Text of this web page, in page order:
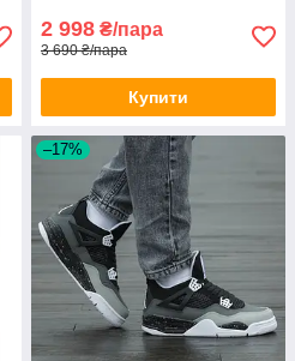
2 998 ₴/пара
3 690 ₴/пара
Купити
–17%